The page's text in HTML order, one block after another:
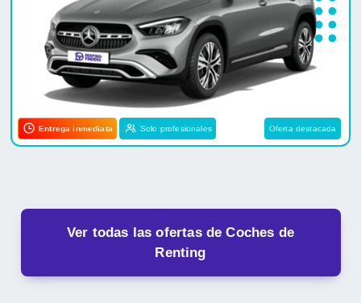
Entrega inmediata Solo profesionales Oferta destacada
Ver todas las ofertas de Coches de
Renting